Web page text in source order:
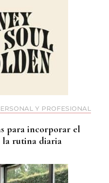
Y PROFESIONAL
para incorporar el
la rutina diaria